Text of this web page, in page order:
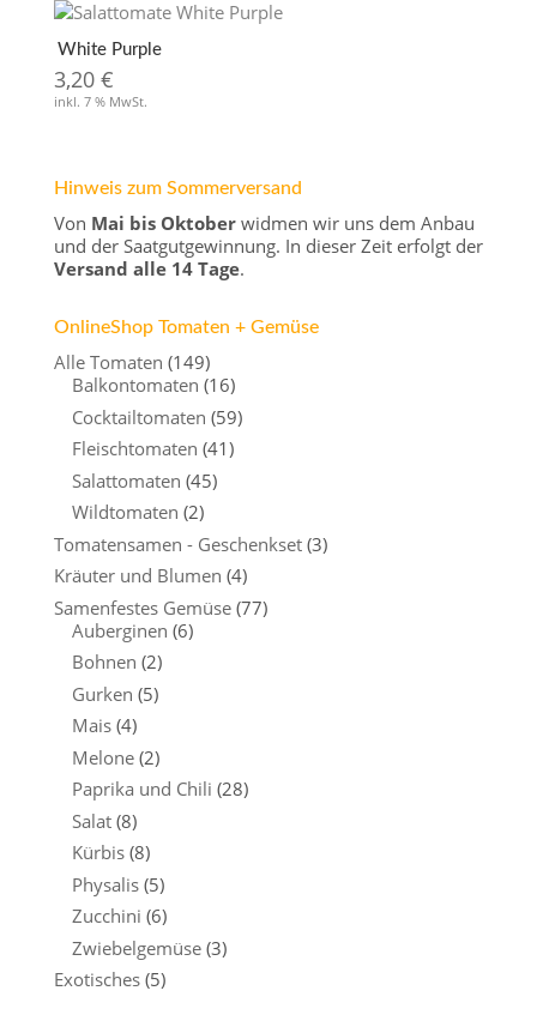
White Purple
3,20 €
inkl. 7 % MwSt.
Hinweis zum Sommerversand
Von Mai bis Oktoberwidmen wir uns dem Anbau
und der Saatgutgewinnung. In dieser Zeit erfolgt der
Versand alle 14 Tage.
OnlineShop Tomaten + Gemüse
Alle Tomaten (149)
Balkontomaten (16)
Cocktailtomaten (59)
Fleischtomaten (41)
Salattomaten (45)
Wildtomaten (2)
Tomatensamen - Geschenkset (3)
Kräuter und Blumen (4)
Samenfestes Gemüse (77)
Auberginen (6)
Bohnen (2)
Gurken (5)
Mais (4)
Melone (2)
Paprika und Chili (28)
Salat (8)
Kürbis (8)
Physalis (5)
Zucchini (6)
Zwiebelgemüse (3)
Exotisches (5)